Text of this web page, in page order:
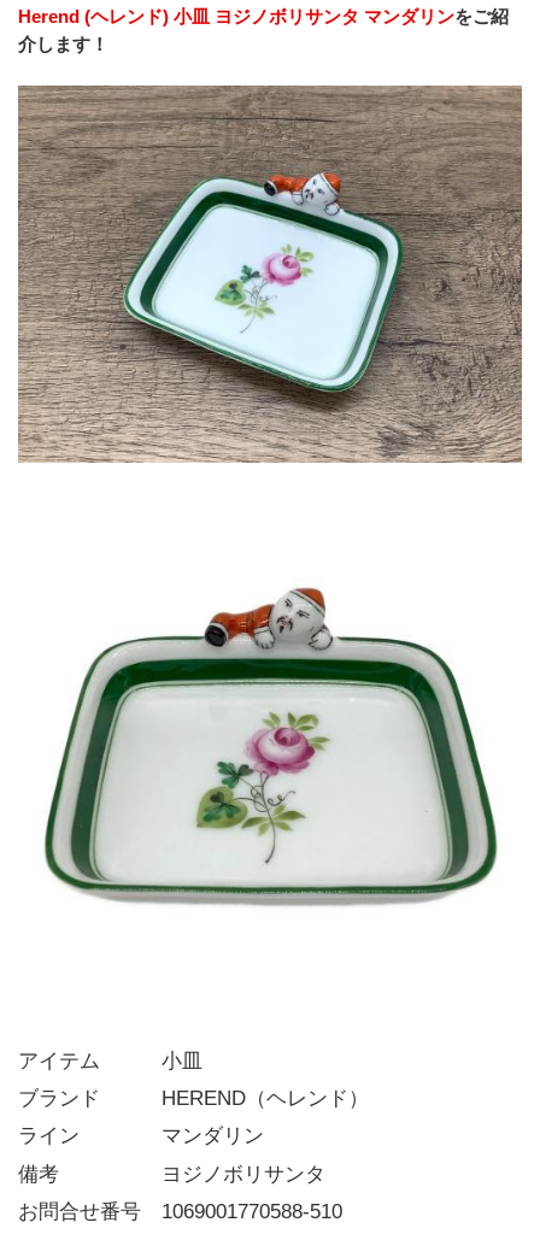
Herend (ヘレンド) 小皿 ヨジノボリサンタ マンダリンをご紹
介します！
アイテム   小皿
ブランド   HEREND（ヘレンド）
ライン    マンダリン
備考     ヨジノボリサンタ
お問合せ番号 1069001770588-510